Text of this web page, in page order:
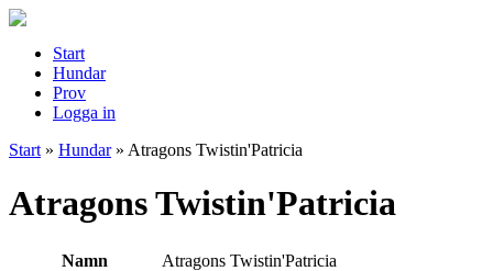
Start
Hundar
Prov
Logga in
Start » Hundar» Atragons Twistin'Patricia
Atragons Twistin'Patricia
Namn
Atragons Twistin'Patricia